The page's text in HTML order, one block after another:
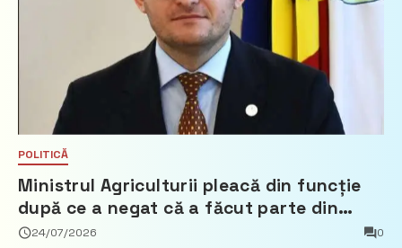
POLITICĂ
Ministrul Agriculturii pleacă din funcție
după ce a negat că a făcut parte din
Partidul Democrat
24/07/2026 0